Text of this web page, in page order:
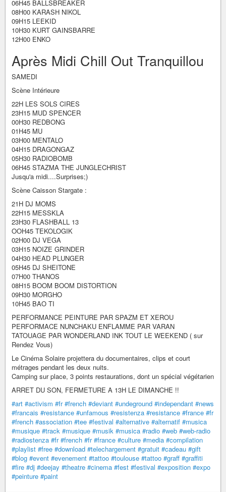
06H45 BALLSBREAKER
08H00 KARASH NIKOL
09H15 LEEKID
10H30 KURT GAINSBARRE
12H00 ENKO
Après Midi Chill Out Tranquillou
SAMEDI
Scène Intérieure
22H LES SOLS CIRES
23H15 MUD SPENCER
00H30 REDBONG
01H45 MU
03H00 MENTALO
04H15 DRAGONGAZ
05H30 RADIOBOMB
06H45 STAZMA THE JUNGLECHRIST
Jusqu'a midi....Surprises;)
Scène Caisson Stargate :
21H DJ MOMS
22H15 MESSKLA
23H30 FLASHBALL 13
OOH45 TEKOLOGIK
02H00 DJ VEGA
03H15 NOIZE GRINDER
04H30 HEAD PLUNGER
05H45 DJ SHEITONE
07H00 THANOS
08H15 BOOM BOOM DISTORTION
09H30 MORGHO
10H45 BAO TI
PERFORMANCE PEINTURE PAR SPAZM ET XEROU
PERFORMACE NUNCHAKU ENFLAMME PAR VARAN
TATOUAGE PAR WONDERLAND INK TOUT LE WEEKEND ( sur
Rendez Vous)
Le Cinéma Solaire projettera du documentaires, clips et court
métrages pendant les deux nuits.
Camping sur place, 3 points restaurations, dont un spécial végétarien
ARRET DU SON, FERMETURE A 13H LE DIMANCHE !!
#art #activism #fr #french #deviant #undeground #independant #news
#francais #resistance #unfamous #resistenza #resistance #france #fr
#french #association #tee #festival #alternative #alternatif #musica
#musique #track #musique #musik #musica #radio #web #web-radio
#radiostenza #fr #french #fr #france #culture #media #compilation
#playlist #free #download #telechargement #gratuit #cadeau #gift
#blog #event #evenement #tattoo #toulouse #tattoo #graff #graffiti
#fire #dj #deejay #theatre #cinema #fest #festival #exposition #expo
#peinture #paint